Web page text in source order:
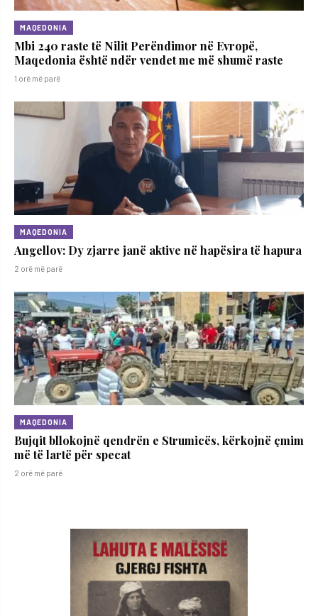
MAQEDONIA
Mbi 240 raste të Nilit Perëndimor në Evropë,
Maqedonia është ndër vendet me më shumë raste
1 orë më parë
MAQEDONIA
Angellov: Dy zjarre janë aktive në hapësira të hapura
2 orë më parë
MAQEDONIA
Bujqit bllokojnë qendrën e Strumicës, kërkojnë çmim
më të lartë për specat
2 orë më parë